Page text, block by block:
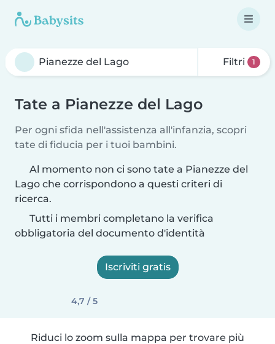
Filtri 1
Tate a Pianezze del Lago
Per ogni sfida nell'assistenza all'infanzia, scopri
tate di fiducia per i tuoi bambini.
Al momento non ci sono tate a Pianezze del
Lago che corrispondono a questi criteri di
ricerca.
Tutti i membri completano la verifica
obbligatoria del documento d'identità
Iscriviti gratis
4,7 / 5
Riduci lo zoom sulla mappa per trovare più